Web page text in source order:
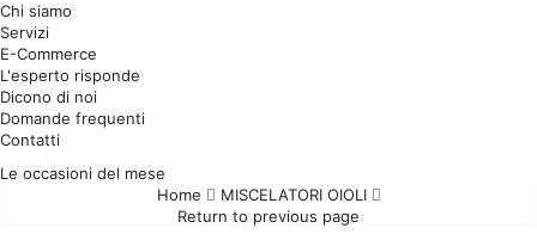
Chi siamo
Servizi
E-Commerce
L'esperto risponde
Dicono di noi
Domande frequenti
Contatti
Le occasioni del mese
Home
MISCELATORI OIOLI
Return to previous page